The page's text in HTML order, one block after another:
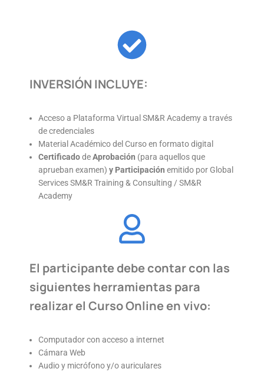
INVERSIÓN INCLUYE:
Acceso a Plataforma Virtual SM&R Academy a través
de credenciales
Material Académico del Curso en formato digital
CertificadodeAprobación (para aquellos que
aprueban examen) y Participación emitido por Global
Services SM&R Training & Consulting / SM&R
Academy
El participante debe contar con las
siguientes herramientas para
realizar el Curso Online en vivo:
Computador con acceso a internet
Cámara Web
Audio y micrófono y/o auriculares